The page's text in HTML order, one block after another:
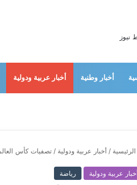
أخبار وطنية أخبار عربية ودولية
الرئيسية / أخبار عربية ودولية / تصفيات كأس العالم 2026: ترتيب مجموعة الجزائر بعد فوز موزمبيق على
أخبار عربية ودولية رياضة